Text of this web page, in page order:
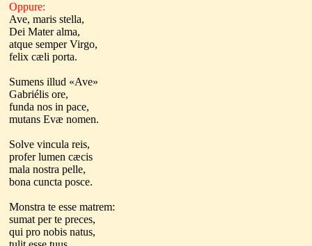
Oppure:
Ave, maris stella,
Dei Mater alma,
atque semper Virgo,
felix cæli porta.
Sumens illud «Ave»
Gabriélis ore,
funda nos in pace,
mutans Evæ nomen.
Solve vincula reis,
profer lumen cæcis
mala nostra pelle,
bona cuncta posce.
Monstra te esse matrem:
sumat per te preces,
qui pro nobis natus,